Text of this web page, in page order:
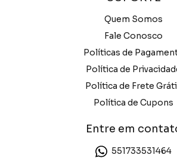
Quem Somos
Fale Conosco
Políticas de
Política de
Política de Frete
Política de Cupons
Entre em
551733531464